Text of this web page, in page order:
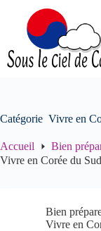
contenu
Catégorie Vivre en
Accueil
Bien
Vivre en Corée du
Bien
Vivre en